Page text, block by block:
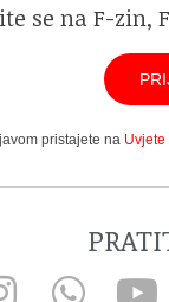
se na F-zin,
pristajete na Uvjete